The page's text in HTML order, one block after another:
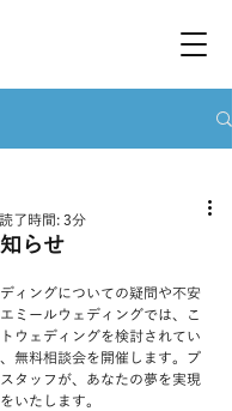
らせ
読了時間: 3分
ィングについての疑問や不安
ミールウェディングでは、こ
ウェディングを検討されてい
無料相談会を開催します。プ
タッフが、あなたの夢を実現
いたします。